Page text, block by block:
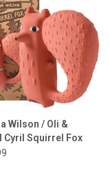
Wilson / Oli &
Cyril Squirrel Fox